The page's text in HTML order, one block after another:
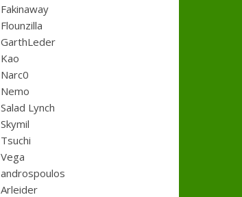
Fakinaway
Flounzilla
GarthLeder
Kao
Narc0
Nemo
Salad Lynch
Skymil
Tsuchi
Vega
androspoulos
Arleider